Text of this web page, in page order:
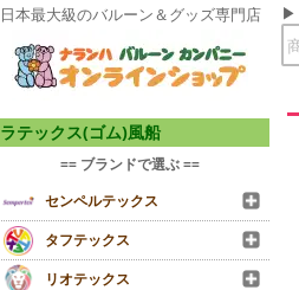
日本最大級のバルーン＆グッズ専門店
ラテックス(ゴム)風船
== ブランドで選ぶ ==
センペルテックス
タフテックス
リオテックス